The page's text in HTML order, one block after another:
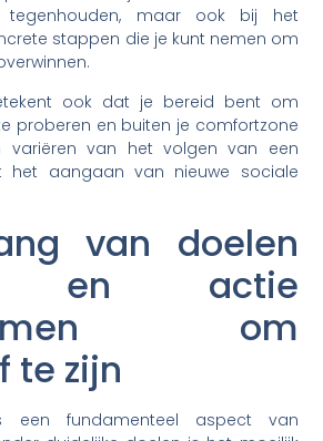
maar ook bij het
stappen die je kunt nemen om
ook dat je bereid bent om
proberen en buiten je comfortzone
variëren van het volgen van een
het aangaan van nieuwe sociale
van doelen
en actie
om
te zijn
een fundamenteel aspect van